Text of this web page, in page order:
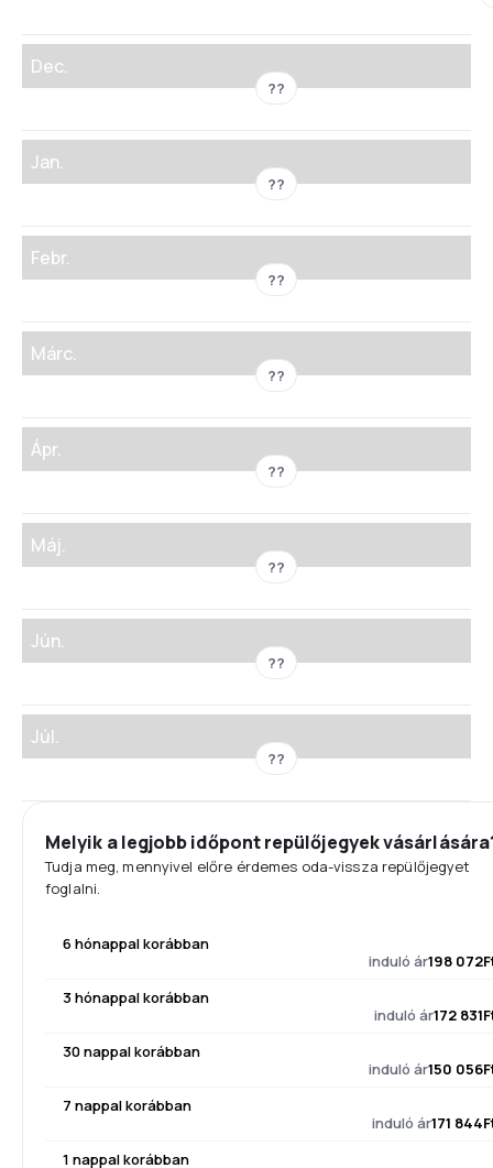
Dec.
??
Jan.
??
Febr.
??
Márc.
??
Ápr.
??
Máj.
??
Jún.
??
Júl.
??
Melyik a legjobb időpont repülőjegyek
Tudja meg, mennyivel előre érdemes oda-vissza repülőjegyet
foglalni.
6 hónappal korábban
induló ár198
3 hónappal korábban
induló ár172
30 nappal korábban
induló ár150
7 nappal korábban
induló ár171
1 nappal korábban